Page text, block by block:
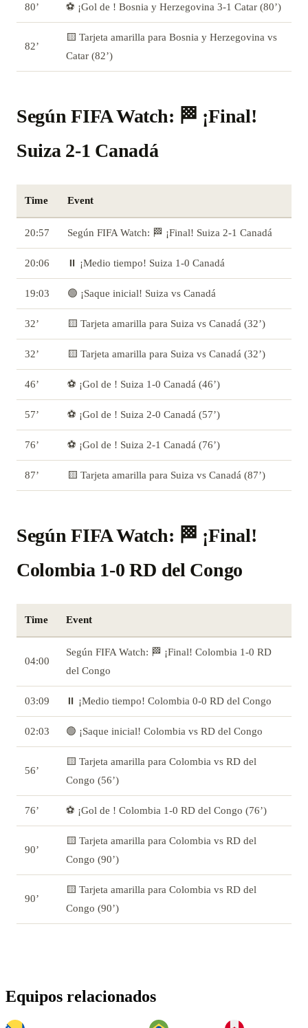
80’ ⚽ ¡Gol de ! Bosnia y Herzegovina 3-1 Catar (80’)
82’
🟨 Tarjeta amarilla para Bosnia y Herzegovina vs
Catar (82’)
Según FIFA Watch: 🏁 ¡Final!
Suiza 2-1 Canadá
Time Event
20:57 Según FIFA Watch: 🏁 ¡Final! Suiza 2-1 Canadá
20:06 ⏸️ ¡Medio tiempo! Suiza 1-0 Canadá
19:03 🟢 ¡Saque inicial! Suiza vs Canadá
32’ 🟨 Tarjeta amarilla para Suiza vs Canadá (32’)
32’ 🟨 Tarjeta amarilla para Suiza vs Canadá (32’)
46’ ⚽ ¡Gol de ! Suiza 1-0 Canadá (46’)
57’ ⚽ ¡Gol de ! Suiza 2-0 Canadá (57’)
76’ ⚽ ¡Gol de ! Suiza 2-1 Canadá (76’)
87’ 🟨 Tarjeta amarilla para Suiza vs Canadá (87’)
Según FIFA Watch: 🏁 ¡Final!
Colombia 1-0 RD del Congo
Time Event
04:00
Según FIFA Watch: 🏁 ¡Final! Colombia 1-0 RD
del Congo
03:09 ⏸️ ¡Medio tiempo! Colombia 0-0 RD del Congo
02:03 🟢 ¡Saque inicial! Colombia vs RD del Congo
56’
🟨 Tarjeta amarilla para Colombia vs RD del
Congo (56’)
76’ ⚽ ¡Gol de ! Colombia 1-0 RD del Congo (76’)
90’
🟨 Tarjeta amarilla para Colombia vs RD del
Congo (90’)
90’
🟨 Tarjeta amarilla para Colombia vs RD del
Congo (90’)
Equipos relacionados